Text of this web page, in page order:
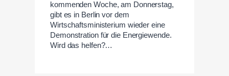
kommenden Woche, am Donnerstag,
gibt es in Berlin vor dem
Wirtschaftsministerium wieder eine
Demonstration für die Energiewende.
Wird das helfen?…